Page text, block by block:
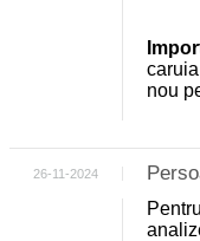
nou
26-11-2024